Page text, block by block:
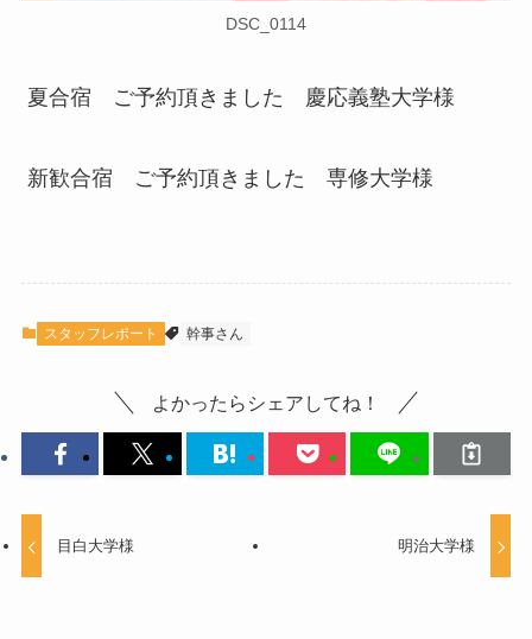
DSC_0114
夏合宿 ご予約頂きました 慶応義塾大学様
新歓合宿 ご予約頂きました 専修大学様
スタッフレポート 幹事さん
よかったらシェアしてね！
目白大学様 明治大学様